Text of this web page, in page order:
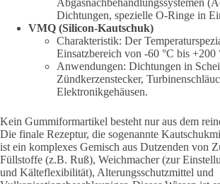
Abgasnachbehandlungssystemen
Dichtungen, spezielle O-Ringe in
VMQ (Silicon-Kautschuk)
Charakteristik: Der
Einsatzbereich von -60 °C bis +200
Anwendungen: Dichtungen in
Zündkerzenstecker,
Elektronikgehäusen.
Kein Gummiformartikel besteht nur aus dem
Die finale Rezeptur, die sogenannte
ist ein komplexes Gemisch aus Dutzenden von
Füllstoffe (z.B. Ruß), Weichmacher (zur
und Kälteflexibilität), Alterungsschutzmittel und